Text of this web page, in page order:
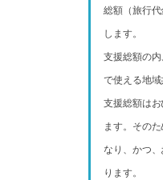
総額（旅行
します。
支援総額の
で使える地域
支援総額は
ます。その
なり、かつ
ります。